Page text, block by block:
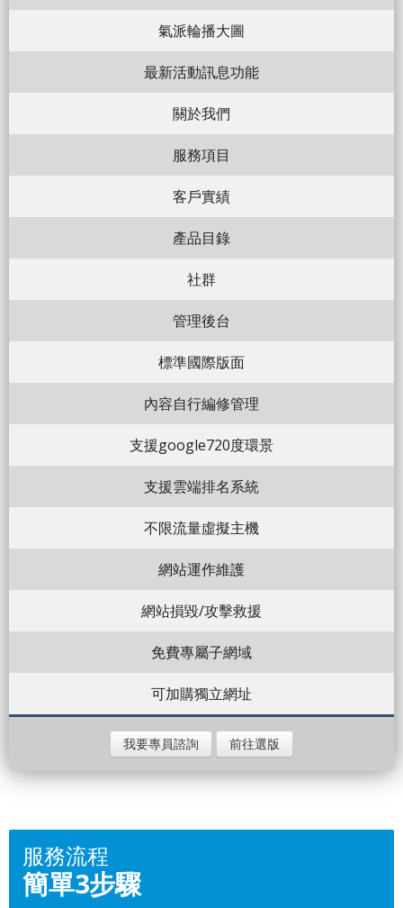
氣派輪播大圖
最新活動訊息功能
關於我們
服務項目
客戶實績
產品目錄
社群
管理後台
標準國際版面
內容自行編修管理
支援google720度環景
支援雲端排名系統
不限流量虛擬主機
網站運作維護
網站損毀/攻擊救援
免費專屬子網域
可加購獨立網址
我要專員諮詢 前往選版
服務流程
簡單3步驟